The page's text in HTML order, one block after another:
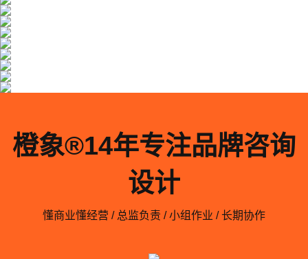
橙象®️14年专注品牌咨询
设计
懂商业懂经营 / 总监负责 / 小组作业 / 长期协作